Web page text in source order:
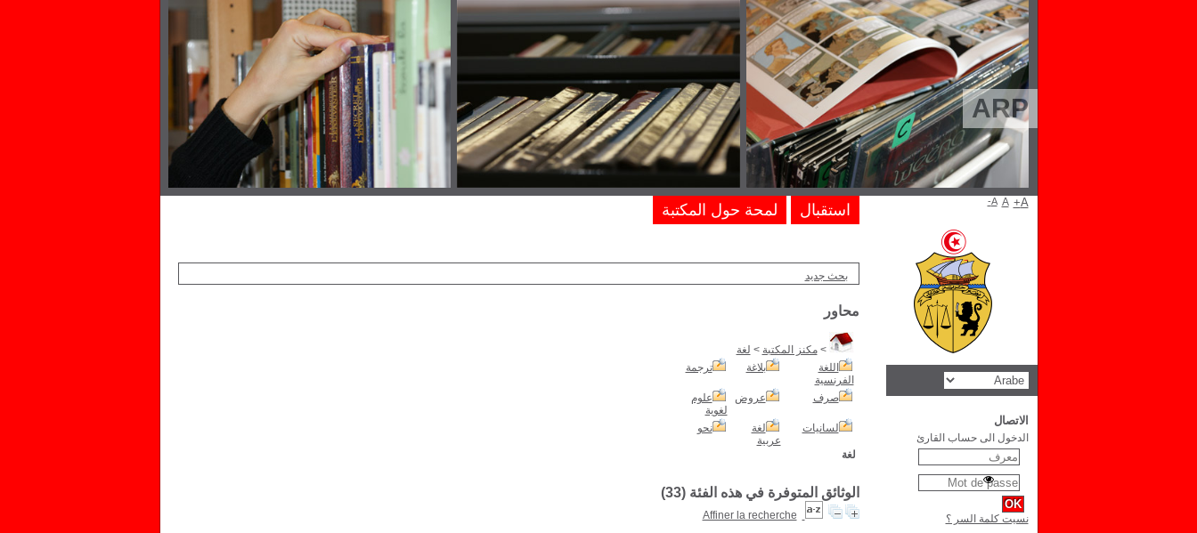
ARP
بحث جديد
محاور
>مكنز المكتبة > لغة
اللغة
الفرنسية
بلاغة ترجمة
صرف عروض
علوم
لغوية
لسانيات
لغة
عربية
نحو
لغة
الوثائق المتوفرة في هذه الفئة (33
)
Affiner la recherche
استقبال لمحة حول المكتبة A- A A+
الاتصال
الدخول الى حساب القارئ
نسيت كلمة السر ؟